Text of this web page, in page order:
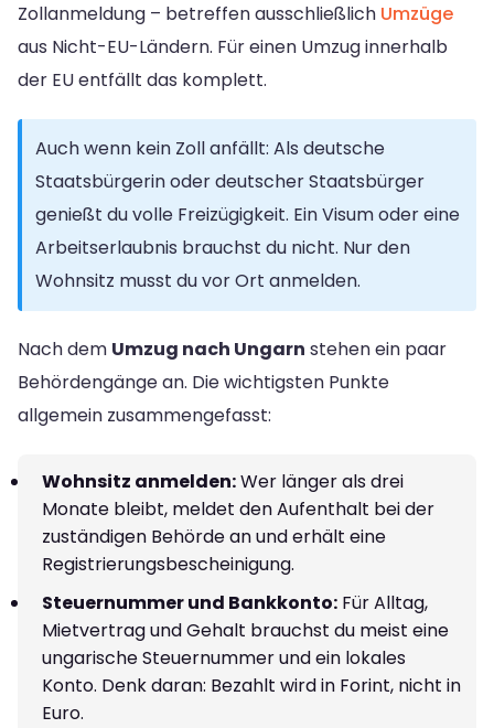
Zollanmeldung – betreffen ausschließlich Umzüge
aus Nicht-EU-Ländern. Für einen Umzug innerhalb
der EU entfällt das komplett.
Auch wenn kein Zoll anfällt: Als deutsche
Staatsbürgerin oder deutscher Staatsbürger
genießt du volle Freizügigkeit. Ein Visum oder eine
Arbeitserlaubnis brauchst du nicht. Nur den
Wohnsitz musst du vor Ort anmelden.
Nach dem Umzug nach Ungarn stehen ein paar
Behördengänge an. Die wichtigsten Punkte
allgemein zusammengefasst:
Wohnsitz anmelden:Wer länger als drei
Monate bleibt, meldet den Aufenthalt bei der
zuständigen Behörde an und erhält eine
Registrierungsbescheinigung.
Steuernummer und Bankkonto: Für Alltag,
Mietvertrag und Gehalt brauchst du meist eine
ungarische Steuernummer und ein lokales
Konto. Denk daran: Bezahlt wird in Forint, nicht in
Euro.